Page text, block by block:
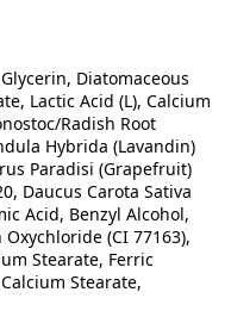
Diatomaceous
Lactic Acid (L), Calcium
Radish Root
Hybrida (Lavandin)
Paradisi (Grapefruit)
Daucus Carota Sativa
Acid, Benzyl Alcohol,
(CI 77163),
Stearate, Ferric
Stearate,